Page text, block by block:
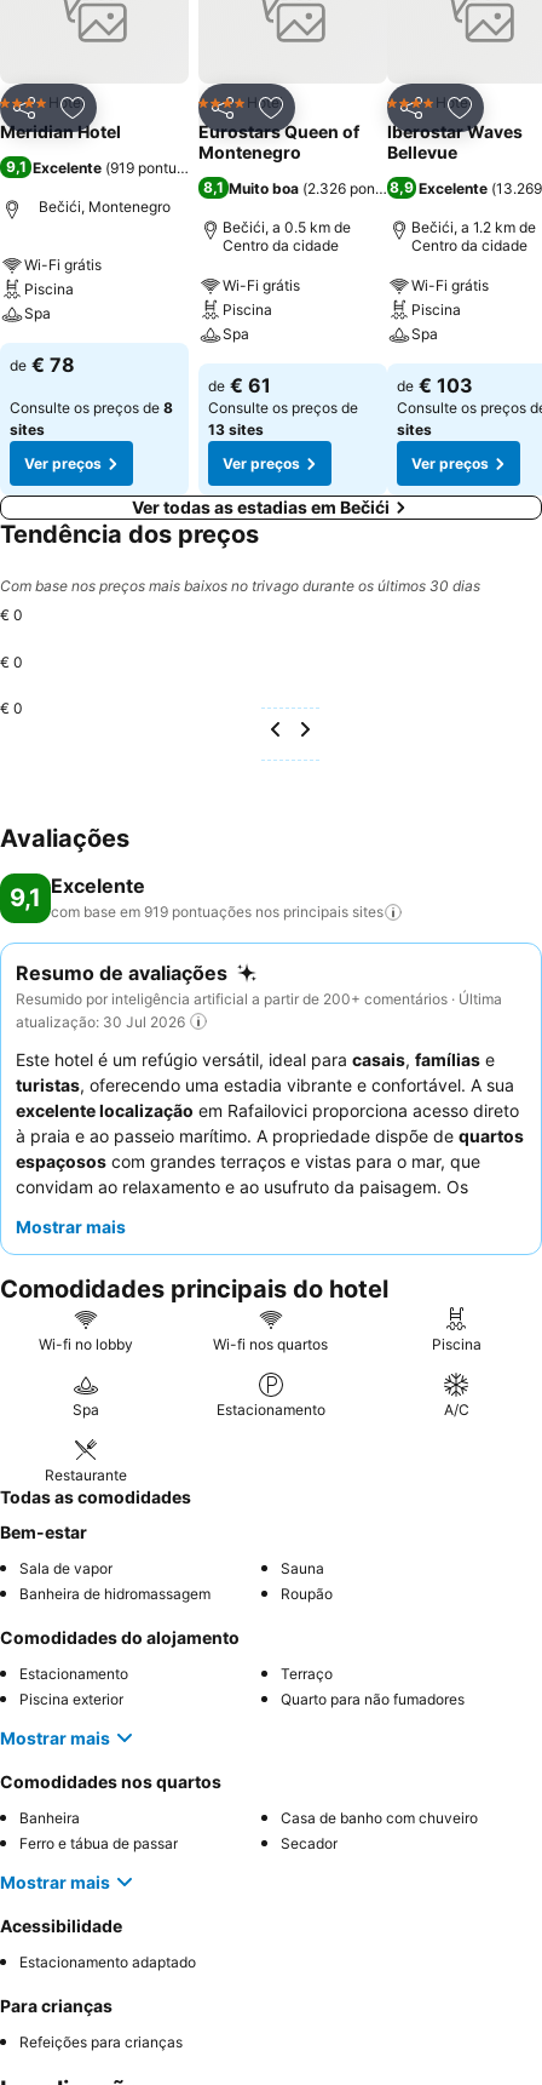
PartilharAdicionar aos favoritos
4 EstrelasHotel
Meridian Hotel
9,1 Excelente (919 pontuações
Bečići, Montenegro
Wi-Fi grátis
Piscina
Spa
de € 78
Consulte os preços de 8
sites
Ver preços
PartilharAdicionar aos favoritos
4 EstrelasHotel
Eurostars Queen of
Montenegro
8,1 Muito boa (2.326 pontuações)
Bečići, a 0.5 km de
Centro da cidade
Wi-Fi grátis
Piscina
Spa
de € 61
Consulte os preços de
13 sites
Ver preços
Partilhar
4 EstrelasHotel
Iberostar Waves
Bellevue
8,9 Excelente (
Bečići, a 1.2 km de
Centro da cidade
Wi-Fi grátis
Piscina
Spa
de € 103
Consulte os preços
sites
Ver preços
Ver todas as estadias em Bečići
Tendência dos preços
Com base nos preços mais baixos no trivago durante os últimos 30 dias
€ 0
€ 0
€ 0
Avaliações
9,1 Excelente
com base em 919 pontuações nos principais sites
Resumo de avaliações
Resumido por inteligência artificial a partir de 200+ comentários · Última
atualização: 30 Jul 2026
Este hotel é um refúgio versátil, ideal para casais, famílias e
turistas, oferecendo uma estadia vibrante e confortável. A sua
excelente localização em Rafailovici proporciona acesso direto
à praia e ao passeio marítimo. A propriedade dispõe de quartos
espaçosos com grandes terraços e vistas para o mar, que
convidam ao relaxamento e ao usufruto da paisagem. Os
excecionaise o
considere reservar um quarto num andar superior para vistas
ideais e utilize o conveniente
estacionamento no último piso
se viajar de carro.
Mostrar mais
Comodidades principais do hotel
Wi-fi no lobby Wi-fi nos quartos Piscina
Spa Estacionamento A/C
Restaurante
Todas as comodidades
Bem-estar
Sala de vapor
Sauna
Banheira de hidromassagem
Roupão
Comodidades do alojamento
Estacionamento
Terraço
Piscina exterior
Quarto para não fumadores
Mostrar mais
Comodidades nos quartos
Banheira
Casa de banho com chuveiro
Ferro e tábua de passar
Secador
Mostrar mais
Acessibilidade
Estacionamento adaptado
Para crianças
Refeições para crianças